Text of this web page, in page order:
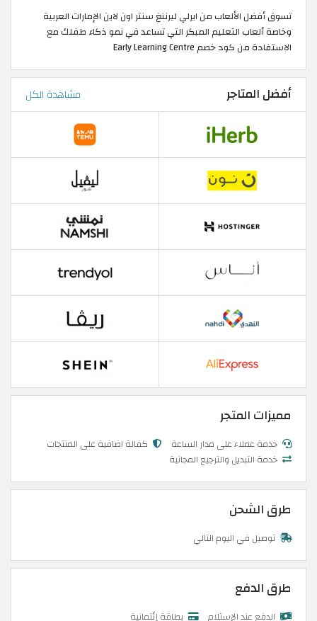
تسوق أفضل الألعاب من ايرلي ليرننغ سنتر اون لاين الإمارات العربية
وخاصة ألعاب التعليم المبكر التي تساعد في نمو ذكاء طفلك مع
الاستفادة من كود خصم Early Learning Centre
أفضل المتاجر مشاهدة الكل
مميزات المتجر
خدمة عملاء على مدار الساعة
كفالة اضافية على المنتجات
خدمة التبديل والترجيع المجانية
طرق الشحن
توصيل في اليوم التالي
طرق الدفع
الدفع عند الإستلام بطاقة إئتمانية